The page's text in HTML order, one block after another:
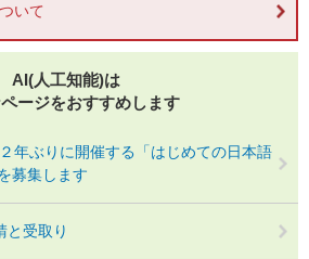
いて
AI(人工知能)は
ージをおすすめします
年ぶりに開催する「はじめての日本語
募集します
と受取り